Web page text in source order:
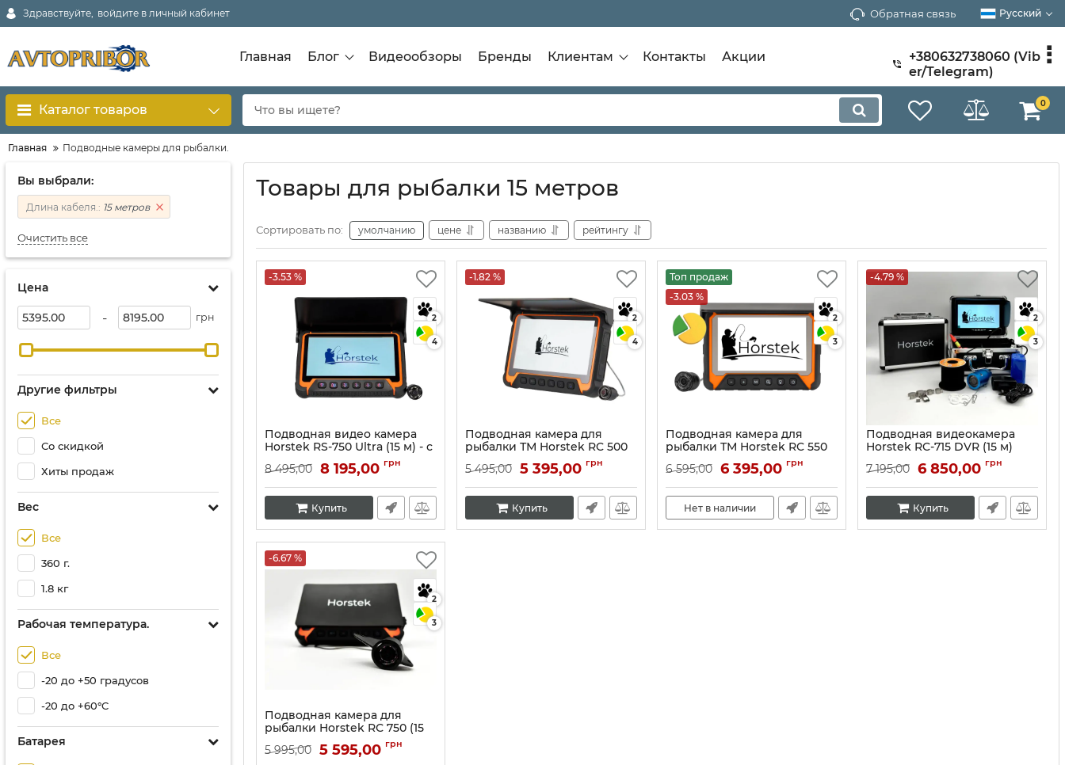
Здравствуйте, войдите в личный кабинет Обратная связь Русский
Главная Блог Видеообзоры Бренды Клиентам Контакты Акции
+380632738060 (Vib
er/Telegram)
Каталог товаров 0
Главная Подводные камеры для рыбалки.
Вы выбрали:
Длина кабеля.: 15 метров
Очистить все
Цена
- грн
Другие фильтры
Все
Со скидкой
Хиты продаж
Вес
Все
360 г.
1.8 кг
Рабочая температура.
Все
-20 до +50 градусов
-20 до +60°C
Батарея
Товары для рыбалки 15 метров
Сортировать по: умолчанию цене названию рейтингу
-3.53 %
2
4
Подводная видео камера
Horstek RS-750 Ultra (15 м) - с
температуры, и глубины
Артикул:10285
8 495,00 8 195,00 грн
Купить
-1.82 %
2
4
Подводная камера для
рыбалки ТМ Horstek RC 500
(15 метров без записи
видео)
Артикул:10284
5 495,00 5 395,00 грн
Купить
Топ продаж
-3.03 %
2
3
Подводная камера для
рыбалки ТМ Horstek RC 550
Артикул:10119
6 595,00 6 395,00 грн
Нет в наличии
-4.79 %
2
3
Подводная видеокамера
Horstek RC-715 DVR (15 м)
Артикул:10257
7 195,00 6 850,00 грн
Купить
-6.67 %
2
3
Подводная камера для
рыбалки Horstek RС 750 (15
Артикул:10259
5 995,00 5 595,00 грн